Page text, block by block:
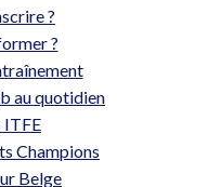
?
?
au quotidien
ITFE
Champions
Belge